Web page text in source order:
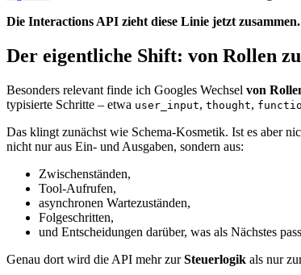
Die Interactions API zieht diese Linie jetzt zusammen.
Der eigentliche Shift: von Rollen
Besonders relevant finde ich Googles Wechsel von
typisierte Schritte – etwa user_input, thought,
Das klingt zunächst wie Schema-Kosmetik. Ist es aber
nicht nur aus Ein- und Ausgaben, sondern aus:
Zwischenständen,
Tool-Aufrufen,
asynchronen Wartezuständen,
Folgeschritten,
und Entscheidungen darüber, was als Nächstes
Genau dort wird die API mehr zurSteuerlogik als nur